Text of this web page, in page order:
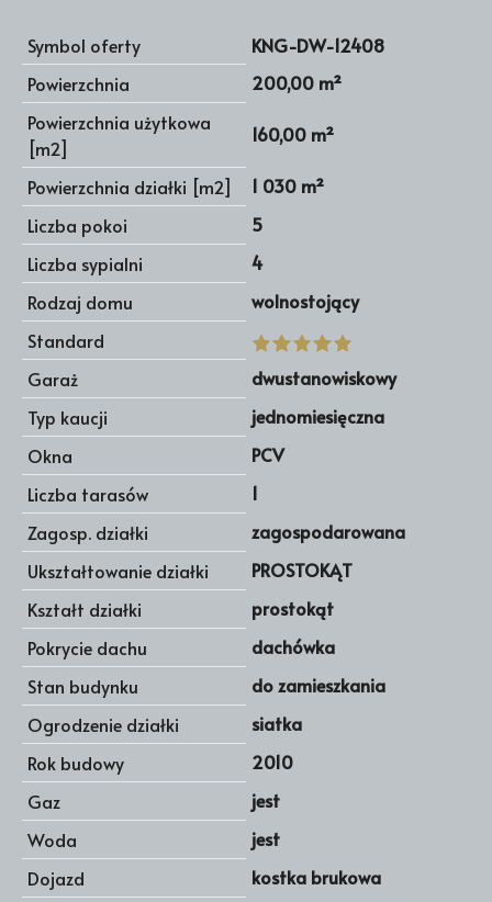
Symbol oferty
KNG-DW-12408
Powierzchnia
200,00 m²
Powierzchnia użytkowa
[m2]
160,00 m²
Powierzchnia działki [m2]
1 030 m²
Liczba pokoi
5
Liczba sypialni
4
Rodzaj domu
wolnostojący
Standard
Garaż
dwustanowiskowy
Typ kaucji
jednomiesięczna
Okna
PCV
Liczba tarasów
1
Zagosp. działki
zagospodarowana
Ukształtowanie działki
PROSTOKĄT
Kształt działki
prostokąt
Pokrycie dachu
dachówka
Stan budynku
do zamieszkania
Ogrodzenie działki
siatka
Rok budowy
2010
Gaz
jest
Woda
jest
Dojazd
kostka brukowa